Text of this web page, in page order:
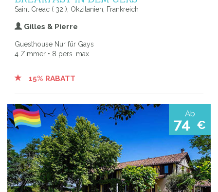
Saint Creac ( 32 ), Okzitanien, Frankreich
Gilles & Pierre
Guesthouse Nur für Gays
4 Zimmer • 8 pers. max.
15% RABATT
Ab
74 €